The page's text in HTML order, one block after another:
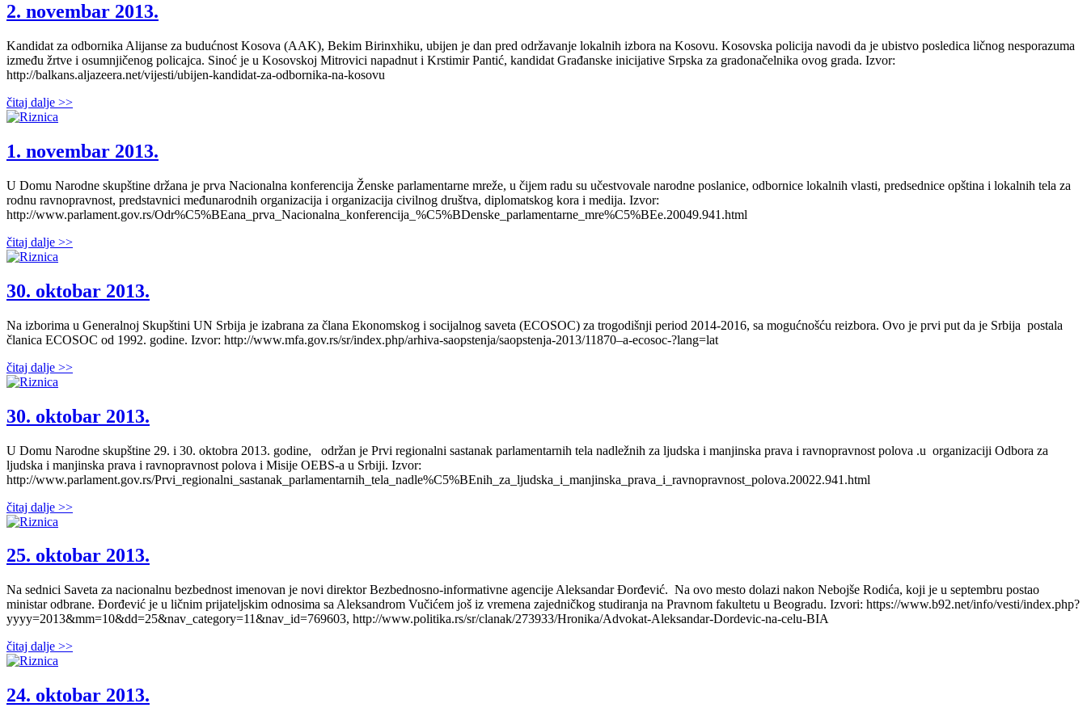
2. novembar 2013.
Kandidat za odbornika Alijanse za budućnost Kosova (AAK), Bekim Birinxhiku, ubijen je dan pred održavanje lokalnih izbora na Kosovu. Kosovska policija navodi da je ubistvo posledica ličnog nesporazuma
između žrtve i osumnjičenog policajca. Sinoć je u Kosovskoj Mitrovici napadnut i Krstimir Pantić, kandidat Građanske inicijative Srpska za gradonačelnika ovog grada. Izvor:
http://balkans.aljazeera.net/vijesti/ubijen-kandidat-za-odbornika-na-kosovu
čitaj dalje >>
1. novembar 2013.
U Domu Narodne skupštine držana je prva Nacionalna konferencija Ženske parlamentarne mreže, u čijem radu su učestvovale narodne poslanice, odbornice lokalnih vlasti, predsednice opština i lokalnih tela za
rodnu ravnopravnost, predstavnici međunarodnih organizacija i organizacija civilnog društva, diplomatskog kora i medija. Izvor:
http://www.parlament.gov.rs/Odr%C5%BEana_prva_Nacionalna_konferencija_%C5%BDenske_parlamentarne_mre%C5%BEe.20049.941.html
čitaj dalje >>
30. oktobar 2013.
Na izborima u Generalnoj Skupštini UN Srbija je izabrana za člana Ekonomskog i socijalnog saveta (ECOSOC) za trogodišnji period 2014-2016, sa mogućnošću reizbora. Ovo je prvi put da je Srbija postala
članica ECOSOC od 1992. godine. Izvor: http://www.mfa.gov.rs/sr/index.php/arhiva-saopstenja/saopstenja-2013/11870–a-ecosoc-?lang=lat
čitaj dalje >>
30. oktobar 2013.
U Domu Narodne skupštine 29. i 30. oktobra 2013. godine, održan je Prvi regionalni sastanak parlamentarnih tela nadležnih za ljudska i manjinska prava i ravnopravnost polova .u organizaciji Odbora za
ljudska i manjinska prava i ravnopravnost polova i Misije OEBS-a u Srbiji. Izvor:
http://www.parlament.gov.rs/Prvi_regionalni_sastanak_parlamentarnih_tela_nadle%C5%BEnih_za_ljudska_i_manjinska_prava_i_ravnopravnost_polova.20022.941.html
čitaj dalje >>
25. oktobar 2013.
Na sednici Saveta za nacionalnu bezbednost imenovan je novi direktor Bezbednosno-informativne agencije Aleksandar Đorđević. Na ovo mesto dolazi nakon Nebojše Rodića, koji je u septembru postao
ministar odbrane. Đorđević je u ličnim prijateljskim odnosima sa Aleksandrom Vučićem još iz vremena zajedničkog studiranja na Pravnom fakultetu u Beogradu. Izvori: https://www.b92.net/info/vesti/index.php?
yyyy=2013&mm=10&dd=25&nav_category=11&nav_id=769603, http://www.politika.rs/sr/clanak/273933/Hronika/Advokat-Aleksandar-Dordevic-na-celu-BIA
čitaj dalje >>
24. oktobar 2013.